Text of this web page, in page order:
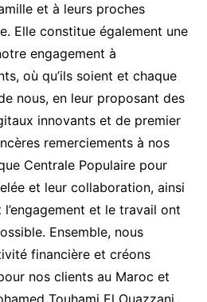
et à leurs proches
Elle constitue également une
engagement à
où qu’ils soient et chaque
nous, en leur proposant des
innovants et de premier
remerciements à nos
Centrale Populaire pour
et leur collaboration, ainsi
l’engagement et le travail ont
Ensemble, nous
financière et créons
nos clients au Maroc et